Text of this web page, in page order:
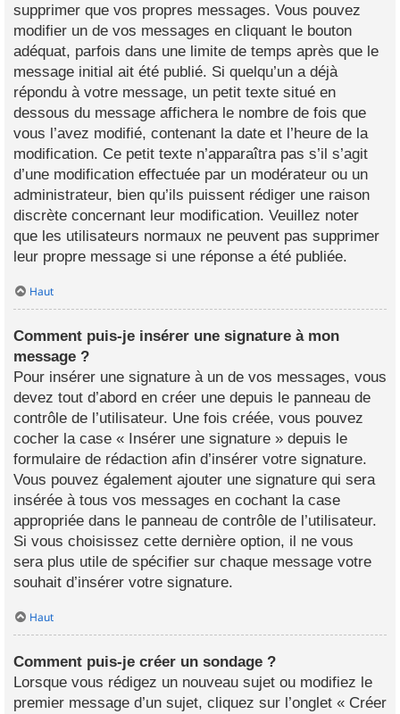
supprimer que vos propres messages. Vous pouvez
modifier un de vos messages en cliquant le bouton
adéquat, parfois dans une limite de temps après que le
message initial ait été publié. Si quelqu’un a déjà
répondu à votre message, un petit texte situé en
dessous du message affichera le nombre de fois que
vous l’avez modifié, contenant la date et l’heure de la
modification. Ce petit texte n’apparaîtra pas s’il s’agit
d’une modification effectuée par un modérateur ou un
administrateur, bien qu’ils puissent rédiger une raison
discrète concernant leur modification. Veuillez noter
que les utilisateurs normaux ne peuvent pas supprimer
leur propre message si une réponse a été publiée.
Haut
Comment puis-je insérer une signature à mon
message ?
Pour insérer une signature à un de vos messages, vous
devez tout d’abord en créer une depuis le panneau de
contrôle de l’utilisateur. Une fois créée, vous pouvez
cocher la case « Insérer une signature » depuis le
formulaire de rédaction afin d’insérer votre signature.
Vous pouvez également ajouter une signature qui sera
insérée à tous vos messages en cochant la case
appropriée dans le panneau de contrôle de l’utilisateur.
Si vous choisissez cette dernière option, il ne vous
sera plus utile de spécifier sur chaque message votre
souhait d’insérer votre signature.
Haut
Comment puis-je créer un sondage ?
Lorsque vous rédigez un nouveau sujet ou modifiez le
premier message d’un sujet, cliquez sur l’onglet « Créer